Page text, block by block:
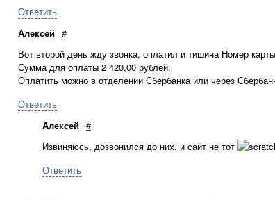
Ответить
Алексей #
Вот второй день жду звонка, оплатил и тишина Номер
Сумма для оплаты 2 420,00 рублей.
Оплатить можно в отделении Сбербанка или через
Ответить
Алексей #
Извиняюсь, дозвонился до них, и сайт не тот
Ответить